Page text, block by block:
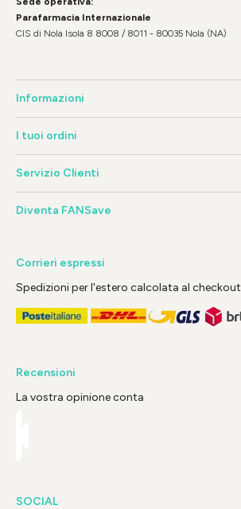
Parafarmacia Internazionale
CIS di Nola Isola 8 8008 / 8011 - 80035 Nola (NA)
Informazioni
I tuoi ordini
Servizio Clienti
Diventa FANSave
Corrieri espressi
Spedizioni per l'estero calcolata al checkout
Recensioni
La vostra opinione conta
SOCIAL